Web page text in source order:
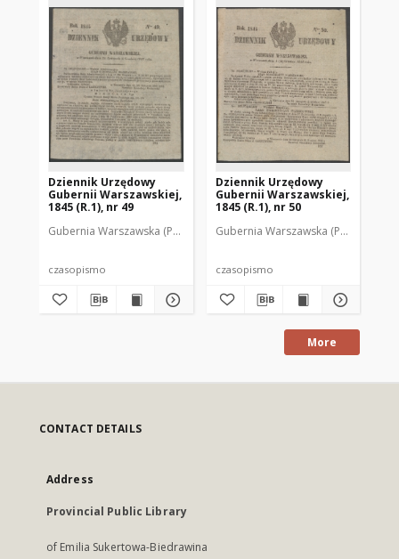
Dziennik Urzędowy
Gubernii Warszawskiej,
1845 (R.1), nr 49
Gubernia Warszawska (Polska). Rząd Gubernialny
czasopismo
Dziennik Urzędowy
Gubernii Warszawskiej,
1845 (R.1), nr 50
Gubernia Warszawska (Polska).
czasopismo
More
CONTACT DETAILS
Address
Provincial Public Library
of Emilia Sukertowa-Biedrawina